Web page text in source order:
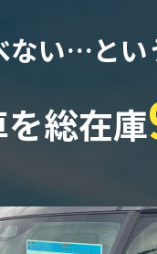
ない…とい
総在庫